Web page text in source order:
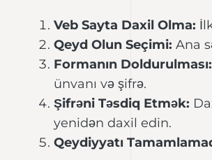
Veb Sayta Daxil Olma:
Qeyd Olun Seçimi: Ana
Formanın Doldurulması:
ünvanı və şifrə.
Şifrəni Təsdiq Etmək:
yenidən daxil edin.
Qeydiyyatı